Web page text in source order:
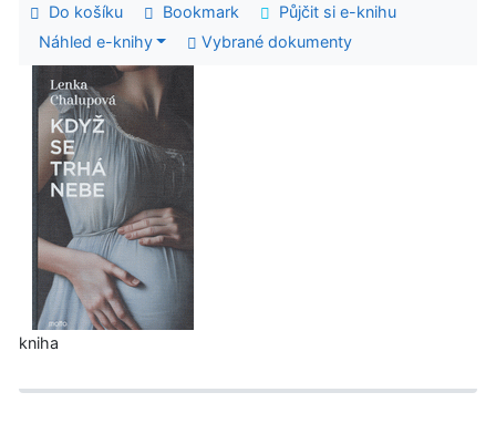
Do košíku Bookmark
Půjčit si e-knihu
Náhled e-knihy
Vybrané dokumenty
kniha